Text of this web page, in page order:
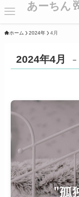
あーちん
ホーム 2024年 4月
2024年4月 –